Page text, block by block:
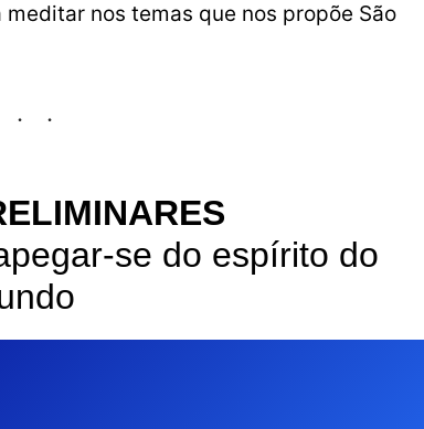
nos temas que nos propõe São
se do espírito do